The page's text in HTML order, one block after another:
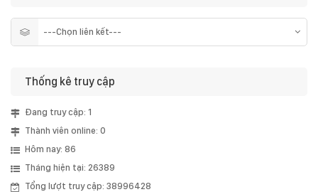
Thống kê truy cập
Đang truy cập: 1
Thành viên online: 0
Hôm nay: 86
Tháng hiện tại: 26389
Tổng lượt truy cập: 38996428